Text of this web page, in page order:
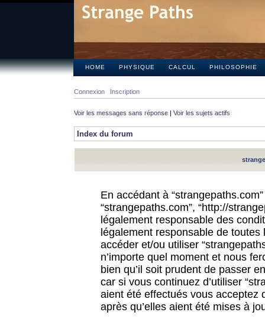
HOME PHYSIQUE CALCUL PHILOSOPHIE
Connexion Inscription
Voir les messages sans réponse | Voir les sujets actifs
Index du forum
En accédant à
“strangepaths.com”, “http://
légalement responsable des
légalement responsable de
accéder et/ou utiliser
n’importe quel moment et nous
bien qu’il soit prudent de passer
car si vous continuez d’utiliser
aient été effectués vous acceptez
après qu’elles aient été mises à